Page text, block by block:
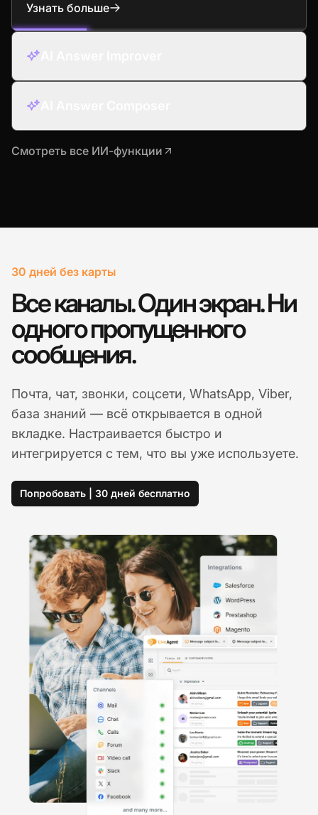
Узнать больше
: AI Chatbot
Смотреть все ИИ-функции
30 дней без карты
Все каналы. Один экран. Ни
одного пропущенного
сообщения.
Почта, чат, звонки, соцсети, WhatsApp, Viber,
база знаний — всё открывается в одной
вкладке. Настраивается быстро и
интегрируется с тем, что вы уже используете.
Попробовать | 30 дней бесплатно